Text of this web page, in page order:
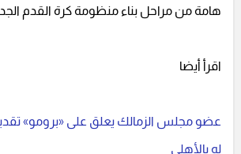
هامة من مراحل بناء منظومة كرة القدم
اقرأ أيضا
عضو مجلس الزمالك يعلق على «برومو» تقديم
له بالأهلي